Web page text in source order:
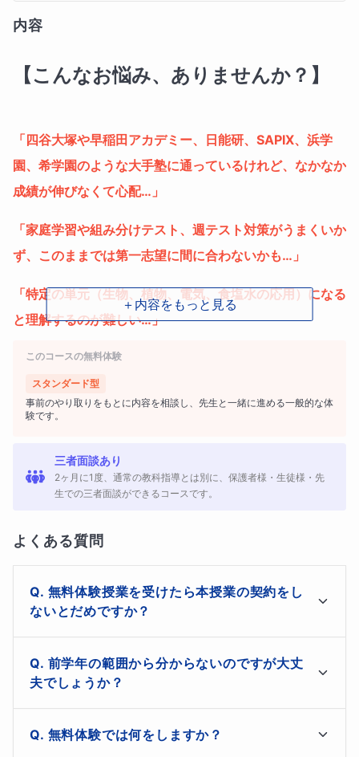
内容
【こんなお悩み、ありませんか？】
「四谷大塚や早稲田アカデミー、日能研、SAPIX、浜学
園、希学園のような大手塾に通っているけれど、なかなか
成績が伸びなくて心配…」
「家庭学習や組み分けテスト、週テスト対策がうまくいか
ず、このままでは第一志望に間に合わないかも…」
「特定の単元（生物、植物、電気、食塩水の応用）になる
と理解するのが難しい…」
中学受験に向けて、毎日のように頑張っているお子様の姿
を見ていると、親御様としては本当第一志望を合格してほ
また、 中学受験を経験したことのない親御様がほとんど
よくいただくご相談が、
い」「受験合格に絞った対策をしてほしい」「家庭教師が
うまく行けば並行している塾は辞めようかと思っている」
「なんとか第一志望に合格させてあげたい」
ご相談を日々頂戴いたします。
そんな時、悩んでいるのはあなただけじゃないということ
を、ぜひ知ってください。
＋内容をもっと見る
このコースの無料体験
スタンダード型
事前のやり取りをもとに内容を相談し、先生と一緒に進める一般的な体
験です。
三者面談あり
2ヶ月に1度、通常の教科指導とは別に、保護者様・生徒様・先
生での三者面談ができるコースです。
よくある質問
無料体験授業を受けたら本授業の契約をし
ないとだめですか？
いいえ。無料体験授業後の本契約への契約義務や勧誘は
一切ありません。
無料体験授業後に保護者様とお子様でよくお話し合って
決めていただければと思います。
前学年の範囲から分からないのですが大丈
夫でしょうか？
ご安心ください。私の授業では生徒様の分からない問題
から進めていきます。また、普段の学習計画表の作成や
無料体験では何をしますか？